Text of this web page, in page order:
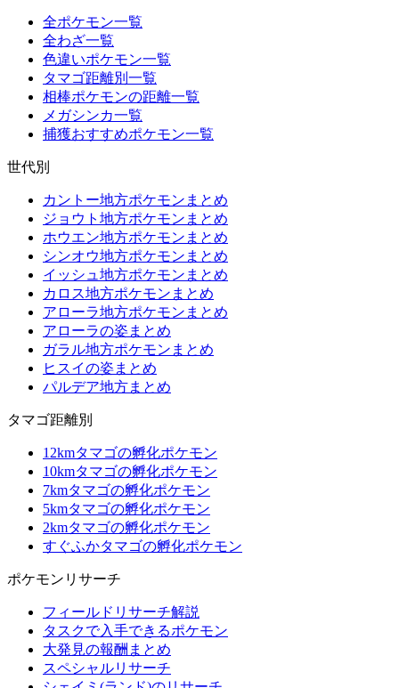
全ポケモン一覧
全わざ一覧
色違いポケモン一覧
タマゴ距離別一覧
相棒ポケモンの距離一覧
メガシンカ一覧
捕獲おすすめポケモン一覧
世代別
カントー地方ポケモンまとめ
ジョウト地方ポケモンまとめ
ホウエン地方ポケモンまとめ
シンオウ地方ポケモンまとめ
イッシュ地方ポケモンまとめ
カロス地方ポケモンまとめ
アローラ地方ポケモンまとめ
アローラの姿まとめ
ガラル地方ポケモンまとめ
ヒスイの姿まとめ
パルデア地方まとめ
タマゴ距離別
12kmタマゴの孵化ポケモン
10kmタマゴの孵化ポケモン
7kmタマゴの孵化ポケモン
5kmタマゴの孵化ポケモン
2kmタマゴの孵化ポケモン
すぐふかタマゴの孵化ポケモン
ポケモンリサーチ
フィールドリサーチ解説
タスクで入手できるポケモン
大発見の報酬まとめ
スペシャルリサーチ